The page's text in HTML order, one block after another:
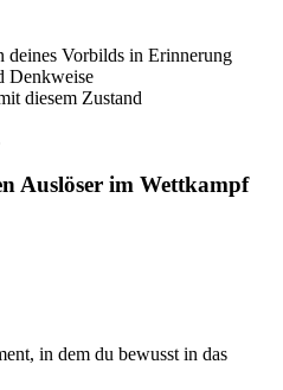
deines Vorbilds in Erinnerung
Denkweise
diesem Zustand
Auslöser im Wettkampf
in dem du bewusst in das